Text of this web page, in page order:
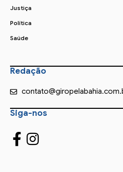
Justiça
Política
Saúde
Redação
Siga-nos